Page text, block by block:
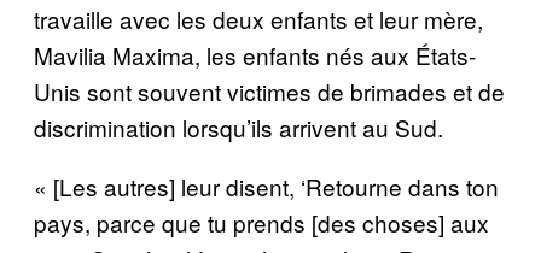
travaille avec les deux enfants et leur mère,
Mavilia Maxima, les enfants nés aux États-
Unis sont souvent victimes de brimades et de
discrimination lorsqu’ils arrivent au Sud.
« [Les autres] leur disent, ‘Retourne dans ton
pays, parce que tu prends [des choses] aux